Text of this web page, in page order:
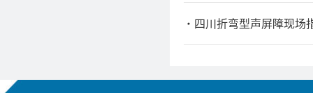
四川折弯型声屏障现场